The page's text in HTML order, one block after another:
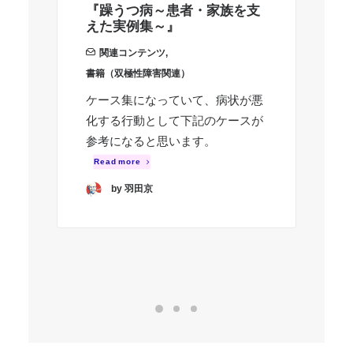
『躁うつ病～患者・家族を支
えた実例集～』
関連コンテンツ,
書籍（双極性障害関連）
ケース集になっていて、病状が悪
化する行動として下記のケースが
参考になると思います。
Read more
by 羽田京